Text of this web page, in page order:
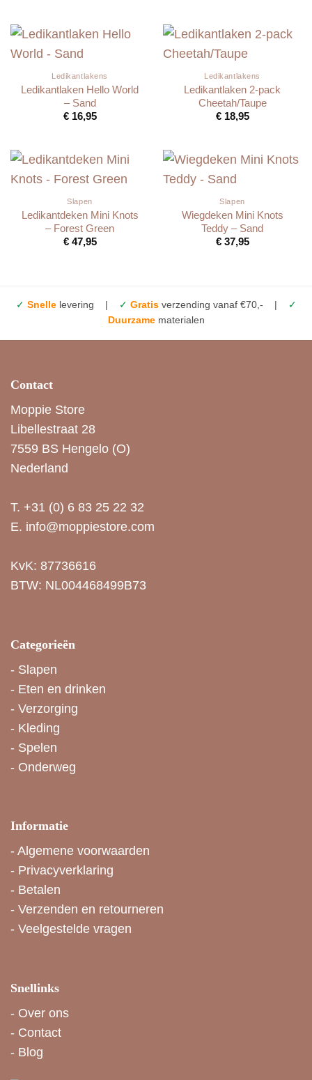
Ledikantlakens
Ledikantlaken Hello World
– Sand
€16,95
Ledikantlakens
Ledikantlaken 2-pack
Cheetah/Taupe
€18,95
Slapen
Ledikantdeken Mini Knots
– Forest Green
€47,95
Slapen
Wiegdeken Mini Knots
Teddy – Sand
€37,95
✓ Snellelevering | ✓ Gratisverzending vanaf €70,- |
✓
Duurzamematerialen
Contact
Moppie Store
Libellestraat 28
7559 BS Hengelo (O)
Nederland
T. +31 (0) 6 83 25 22 32
E. info@moppiestore.com
KvK: 87736616
BTW: NL004468499B73
Categorieën
- Slapen
- Eten en drinken
- Verzorging
- Kleding
- Spelen
- Onderweg
Informatie
- Algemene voorwaarden
- Privacyverklaring
- Betalen
- Verzenden en retourneren
- Veelgestelde vragen
Snellinks
- Over ons
- Contact
- Blog